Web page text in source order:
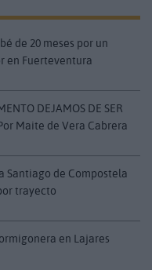
de 20 meses por un
en Fuerteventura
DEJAMOS DE SER
Maite de Vera Cabrera
Santiago de Compostela
trayecto
en Lajares